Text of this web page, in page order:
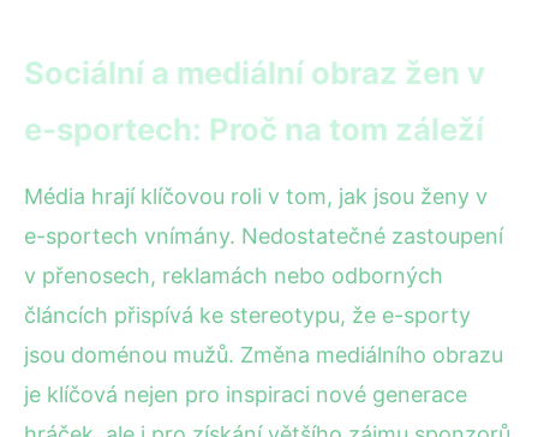
Sociální a mediální obraz žen v
e-sportech: Proč na tom záleží
Média hrají klíčovou roli v tom, jak jsou ženy v
e-sportech vnímány. Nedostatečné zastoupení
v přenosech, reklamách nebo odborných
článcích přispívá ke stereotypu, že e-sporty
jsou doménou mužů. Změna mediálního obrazu
je klíčová nejen pro inspiraci nové generace